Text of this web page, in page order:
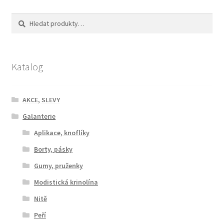
Hledat:
Hledat
Katalog
AKCE, SLEVY
Galanterie
Aplikace, knoflíky
Borty, pásky
Gumy, pruženky
Modistická krinolína
Nitě
Peří